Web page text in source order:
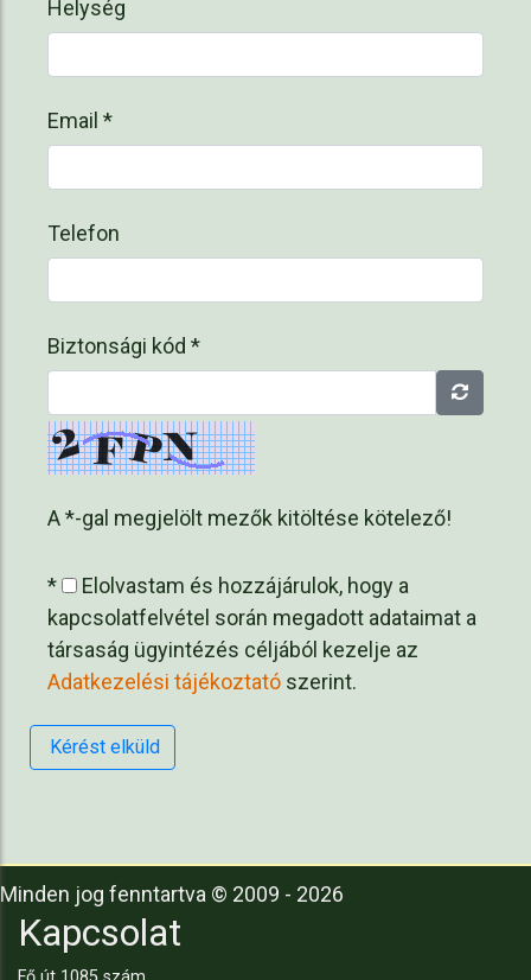
Helység
Email *
Telefon
Biztonsági kód *
A *-gal megjelölt mezők kitöltése kötelező!
*
Elolvastam és hozzájárulok, hogy a
kapcsolatfelvétel során megadott adataimat a
társaság ügyintézés céljából kezelje az
Adatkezelési tájékoztató szerint.
Kérést elküld
Minden jog fenntartva © 2009 - 2026
Kapcsolat